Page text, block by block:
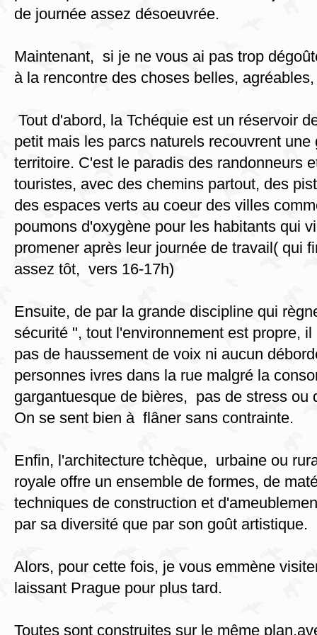
de journée assez désoeuvrée.
Maintenant, si je ne vous ai pas trop
à la rencontre des choses belles,
Tout d'abord, la Tchéquie est un réservoir
petit mais les parcs naturels recouvrent une
territoire. C'est le paradis des randonneurs
touristes, avec des chemins partout, des
des espaces verts au coeur des villes
poumons d'oxygène pour les habitants qui
promener après leur journée de travail( qui
assez tôt, vers 16-17h)
Ensuite, de par la grande discipline qui
sécurité ", tout l'environnement est propre,
pas de haussement de voix ni aucun
personnes ivres dans la rue malgré la
gargantuesque de bières, pas de stress ou
On se sent bien à flâner sans contrainte.
Enfin, l'architecture tchèque, urbaine ou
royale offre un ensemble de formes, de
techniques de construction et
par sa diversité que par son goût artistique.
Alors, pour cette fois, je vous emmène
laissant Prague pour plus tard.
Toutes sont construites sur le même